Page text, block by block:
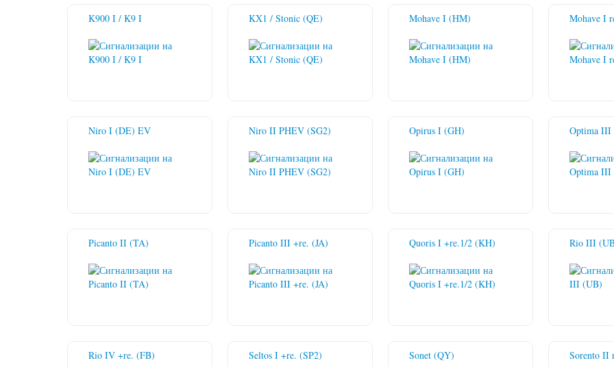
K900 I / K9 I KX1 / Stonic (QE) Mohave I (HM) Mohave I
Niro I (DE) EV Niro II PHEV (SG2) Opirus I (GH) Optima III
Picanto II (TA) Picanto III +re. (JA) Quoris I +re.1/2 (KH) Rio III
Rio IV +re. (FB) Seltos I +re. (SP2) Sonet (QY) Sorento II